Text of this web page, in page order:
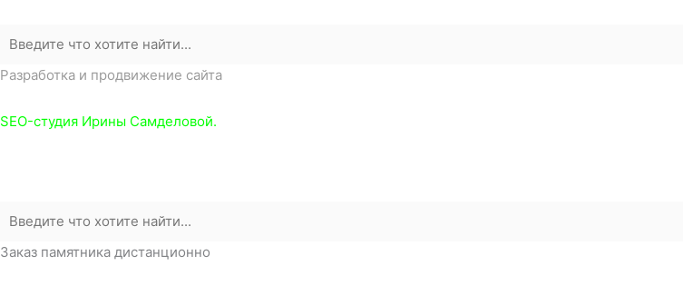
Разработка и продвижение сайта
SEO-студия Ирины Самделовой.
Заказ памятника дистанционно